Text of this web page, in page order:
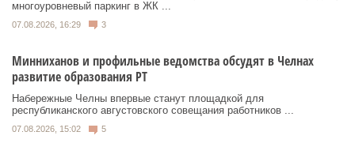
многоуровневый паркинг в ЖК ...
07.08.2026, 16:29 3
Минниханов и профильные ведомства обсудят в Челнах
развитие образования РТ
Набережные Челны впервые станут площадкой для
республиканского августовского совещания работников ...
07.08.2026, 15:02 5